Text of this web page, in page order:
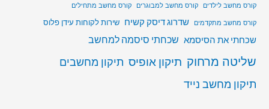
קורס מחשב לילדים
קורס מחשב למבוגרים
קורס מחשב מתחילים
קורס מחשב מתקדמים
שדרוג דיסק קשיח שירות לקוחות עידן פלוס
שכחתי את הסיסמא שכחתי סיסמה למחשב
שליטה מרחוק תיקון אופיס תיקון מחשבים
תיקון מחשב נייד